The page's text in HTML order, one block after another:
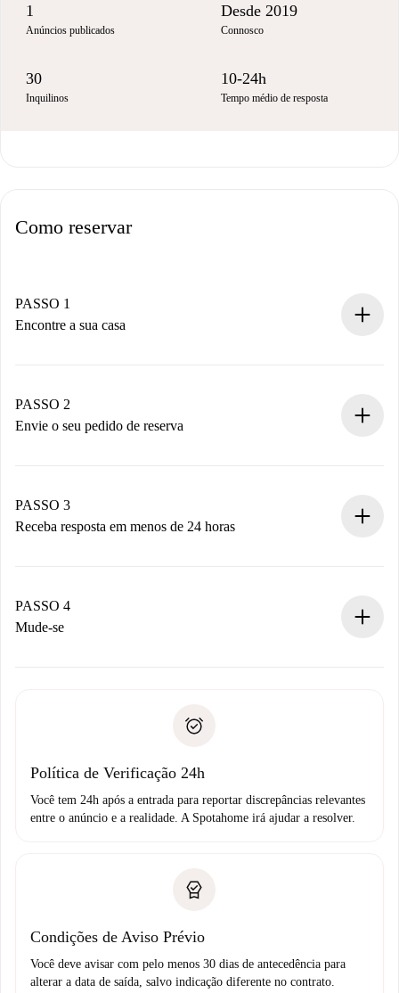
1
Anúncios publicados
Desde 2019
Connosco
30
Inquilinos
10-24h
Tempo médio de resposta
Como reservar
PASSO 1
Encontre a sua casa
Você tem todas as informações necessárias
antecipadamente.
PASSO 2
Envie o seu pedido de reserva
Não cobramos nada até que o proprietário confirme.
PASSO 3
Receba resposta em menos de 24 horas
proprietário.
Se recusada: não cobraremos nada e ofereceremos
Débito direto bancário
PASSO 4
Mude-se
não comunicar nenhum problema.
Política de Verificação 24h
Você tem 24h após a entrada para reportar discrepâncias relevantes
entre o anúncio e a realidade. A Spotahome irá ajudar a resolver.
Condições de Aviso Prévio
Você deve avisar com pelo menos 30 dias de antecedência para
alterar a data de saída, salvo indicação diferente no contrato.